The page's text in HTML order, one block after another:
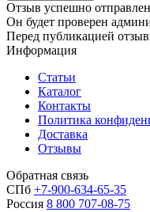
Отзыв успешно
Он будет проверен
Перед публикацией
Информация
Статьи
Каталог
Контакты
Политика
Доставка
Отзывы
Обратная связь
СПб +7-900-634-65-35
Россия 8 800 707-08-75